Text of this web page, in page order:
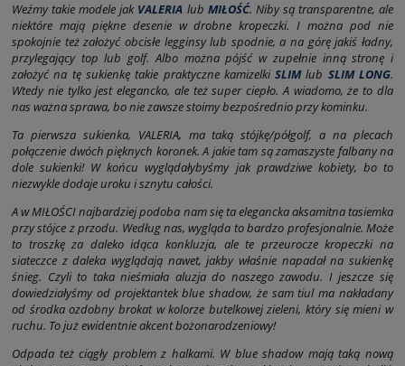
Weźmy takie modele jak VALERIA lub MIŁOŚĆ. Niby są transparentne, ale
niektóre mają piękne desenie w drobne kropeczki. I można pod nie
spokojnie też założyć obcisłe legginsy lub spodnie, a na górę jakiś ładny,
przylegający top lub golf. Albo można pójść w zupełnie inną stronę i
założyć na tę sukienkę takie praktyczne kamizelkiSLIMlub SLIM LONG.
Wtedy nie tylko jest elegancko, ale też super ciepło. A wiadomo, że to dla
nas ważna sprawa, bo nie zawsze stoimy bezpośrednio przy kominku.
Ta pierwsza sukienka, VALERIA, ma taką stójkę/półgolf, a na plecach
połączenie dwóch pięknych koronek. A jakie tam są zamaszyste falbany na
dole sukienki! W końcu wyglądałybyśmy jak prawdziwe kobiety, bo to
niezwykle dodaje uroku i sznytu całości.
A w MIŁOŚCI najbardziej podoba nam się ta elegancka aksamitna tasiemka
przy stójce z przodu. Według nas, wygląda to bardzo profesjonalnie. Może
to troszkę za daleko idąca konkluzja, ale te przeurocze kropeczki na
siateczce z daleka wyglądają nawet, jakby właśnie napadał na sukienkę
śnieg. Czyli to taka nieśmiała aluzja do naszego zawodu. I jeszcze się
dowiedziałyśmy od projektantek blue shadow, że sam tiul ma nakładany
od środka ozdobny brokat w kolorze butelkowej zieleni, który się mieni w
ruchu. To już ewidentnie akcent bożonarodzeniowy!
Odpada też ciągły problem z halkami. W blue shadow mają taką nową